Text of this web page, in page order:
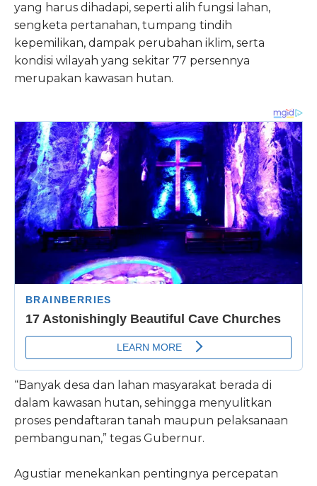
yang harus dihadapi, seperti alih fungsi lahan,
sengketa pertanahan, tumpang tindih
kepemilikan, dampak perubahan iklim, serta
kondisi wilayah yang sekitar 77 persennya
merupakan kawasan hutan.
“Banyak desa dan lahan masyarakat berada di
dalam kawasan hutan, sehingga menyulitkan
proses pendaftaran tanah maupun pelaksanaan
pembangunan,” tegas Gubernur.
Agustiar menekankan pentingnya percepatan